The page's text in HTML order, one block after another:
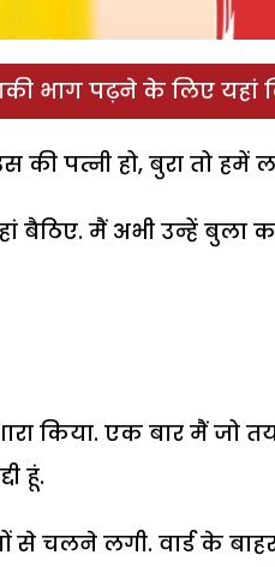
भाग पढ़ने के लिए
की पत्नी हो, बुरा तो हमें
बैठिए. मैं अभी उन्हें बुला कर
किया. एक बार मैं जो
हूं.
चलने लगी. वार्ड के